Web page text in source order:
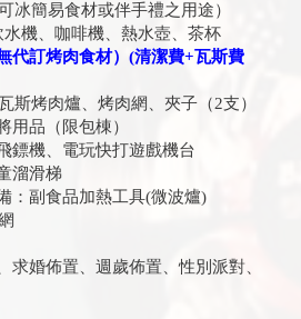
簡易食材或伴手禮之用途）
機、咖啡機、熱水壺、茶杯
代訂烤肉食材）(清潔費+瓦斯費
烤肉爐、烤肉網、夾子（2支）
用品（限包棟）
鏢機、電玩快打遊戲機台
溜滑梯
：副食品加熱工具(微波爐)
求婚佈置、週歲佈置、性別派對、